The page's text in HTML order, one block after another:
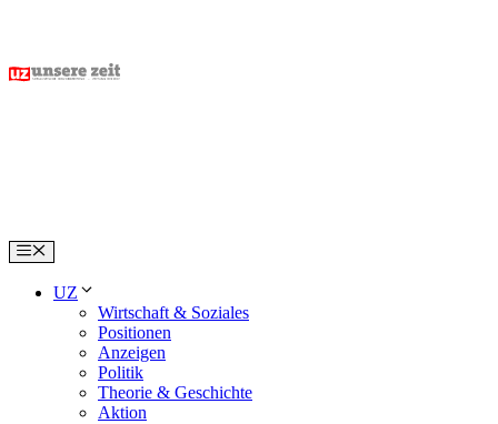
content
Menu
UZ
Wirtschaft & Soziales
Positionen
Anzeigen
Politik
Theorie & Geschichte
Aktion